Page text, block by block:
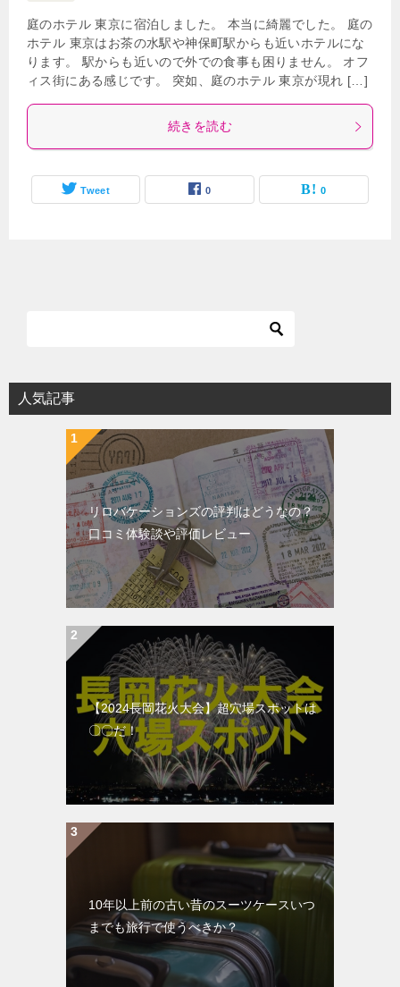
庭のホテル 東京に宿泊しました。 本当に綺麗でした。 庭の
ホテル 東京はお茶の水駅や神保町駅からも近いホテルにな
ります。 駅からも近いので外での食事も困りません。 オフ
ィス街にある感じです。 突如、庭のホテル 東京が現れ […]
続きを読む
Tweet 0 0
人気記事
リロバケーションズの評判はどうなの？
口コミ体験談や評価レビュー
【2024長岡花火大会】超穴場スポットは
〇〇だ！
10年以上前の古い昔のスーツケースいつ
までも旅行で使うべきか？